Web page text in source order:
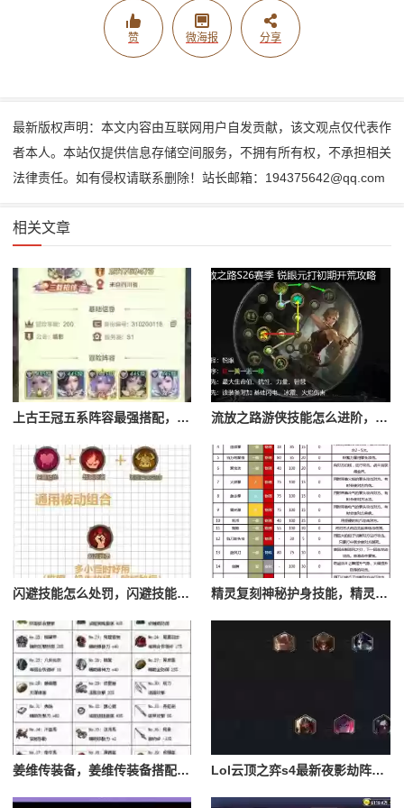
赞 微海报 分享
最新版权声明：本文内容由互联网用户自发贡献，该文观点仅代表作
者本人。本站仅提供信息存储空间服务，不拥有所有权，不承担相关
法律责任。如有侵权请联系删除！站长邮箱：194375642@qq.com
相关文章
上古王冠五系阵容最强搭配，上古王冠五星排行 流放之路游侠技能怎么进阶，流放之路游侠技能怎么进阶的
闪避技能怎么处罚，闪避技能怎么处罚队友 精灵复刻神秘护身技能，精灵复刻攻略
姜维传装备，姜维传装备搭配一览表最新 Lol云顶之弈s4最新夜影劫阵容搭配，云顶之奕夜影劫阵容